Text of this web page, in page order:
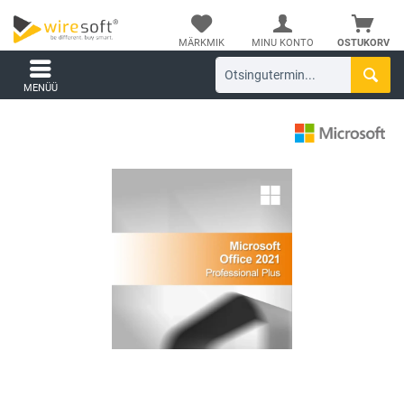
OSTUKORV
MÄRKMIK MINU KONTO
MENÜÜ